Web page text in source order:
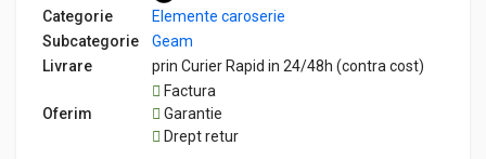
Categorie
Elemente caroserie
Subcategorie
Geam
Livrare
prin Curier Rapid in 24/48h (contra cost)
Oferim
Factura
Garantie
Drept retur